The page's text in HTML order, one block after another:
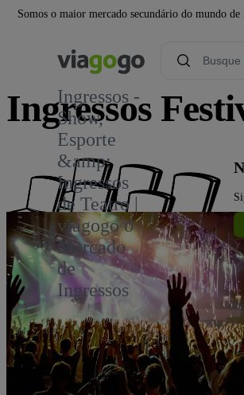
Somos o maior mercado secundário do mundo
Ingressos -
Show,
Esporte
&amp;
Ingressos
de Teatro |
viagogo o
Mercado
de
Ingressos
Ingressos